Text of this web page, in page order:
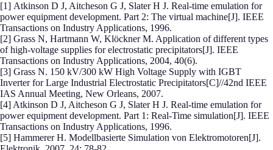
[1] Atkinson D J, Aitcheson G J, Slater H J. Real-time emulation for
power equipment development. Part 2: The virtual machine[J]. IEEE
Transactions on Industry Applications, 1996.
[2] Grass N, Hartmann W, Klöckner M. Application of different types
of high-voltage supplies for electrostatic precipitators[J]. IEEE
Transactions on Industry Applications, 2004, 40(6).
[3] Grass N. 150 kV/300 kW High Voltage Supply with IGBT
Inverter for Large Industrial Electrostatic Precipitators[C]//42nd IEEE
IAS Annual Meeting, New Orleans, 2007.
[4] Atkinson D J, Aitcheson G J, Slater H J. Real-time emulation for
power equipment development. Part 1: Real-Time simulation[J]. IEEE
Transactions on Industry Applications, 1996.
[5] Hammerer H. Modellbasierte Simulation von Elektromotoren[J].